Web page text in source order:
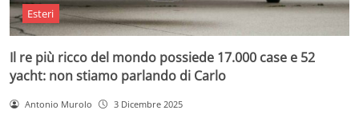
Esteri
Il re più ricco del mondo possiede 17.000 case e 52
yacht: non stiamo parlando di Carlo
Antonio Murolo 3 Dicembre 2025